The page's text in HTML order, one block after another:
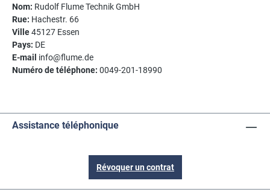
Nom: Rudolf Flume Technik GmbH
Rue: Hachestr. 66
Ville45127 Essen
Pays: DE
E-mail info@flume.de
Numéro de téléphone: 0049-201-18990
Assistance téléphonique
Révoquer un contrat